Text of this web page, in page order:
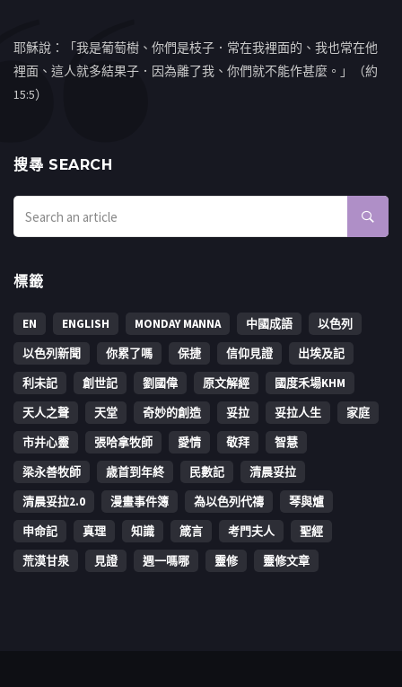
耶穌說：「我是葡萄樹、你們是枝子．常在我裡面的、我也常在他
裡面、這人就多結果子．因為離了我、你們就不能作甚麼。」（約
15:5）
搜㝷 SEARCH
標籤
EN ENGLISH MONDAY MANNA 中國成語
以色列
以色列新聞
你累了嗎 保捷 信仰見證
出埃及記
利未記
創世記 劉國偉 原文解經
國度禾場KHM
天人之聲
天堂 奇妙的創造 妥拉 妥拉人生
家庭
市井心靈
張哈拿牧師 愛情 敬拜
智慧
梁永善牧師
歳首到年終 民數記
清晨妥拉
清晨妥拉2.0
漫畫事件簿 為以色列代禱
琴與爐
申命記
真理 知識 箴言 考門夫人
聖經
荒漠甘泉
見證 週一嗎哪 靈修 靈修文章